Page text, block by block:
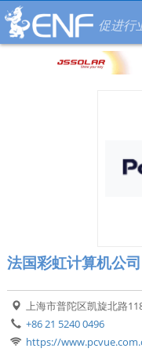
促进行
法国彩虹计算机公司
上海市普陀区凯旋北路
+86 21 5240 0496
https://